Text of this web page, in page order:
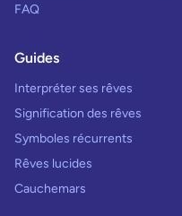
FAQ
Guides
Interpréter ses rêves
Signification des rêves
Symboles récurrents
Rêves lucides
Cauchemars